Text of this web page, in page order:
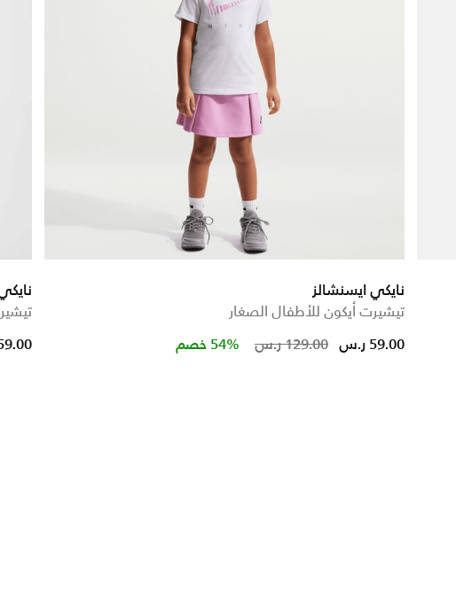
نايكي ايسنشالز
تيشيرت أيكون للأطفال الصغار
Price reduced from 129.00 ر.س to
59.00 ر.س 54% خصم
59.00